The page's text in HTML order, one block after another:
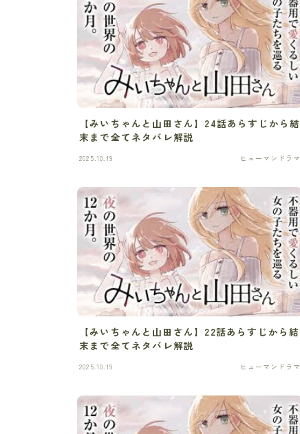
【みいちゃんと山田さん】24話あらすじから結
末まで全てネタバレ解説
2025.10.19 ヒューマンドラマ
【みいちゃんと山田さん】22話あらすじから結
末まで全てネタバレ解説
2025.10.19 ヒューマンドラマ